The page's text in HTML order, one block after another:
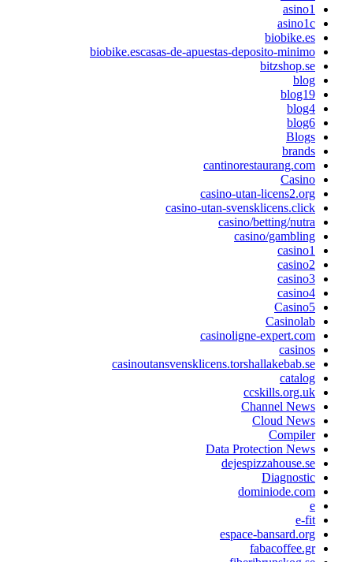
biobike.escasas-de-apuestas-deposito-
casino-utan-
casino-utan-
casino/betting/
casino/
casinoligne-
Channel
Cloud
Data Protection
espace-